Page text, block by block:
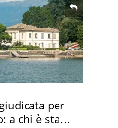
per
a chi è stata